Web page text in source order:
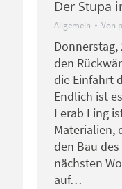
Der Stupa
Allgemein Von
Donnerstag,
den
die Einfahrt
Endlich ist
Lerab Ling
Materialien,
den Bau
nächsten
auf…